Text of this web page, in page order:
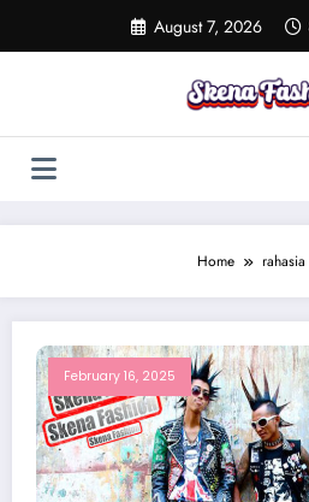
content
August 7, 2026
Home
February 16, 2025